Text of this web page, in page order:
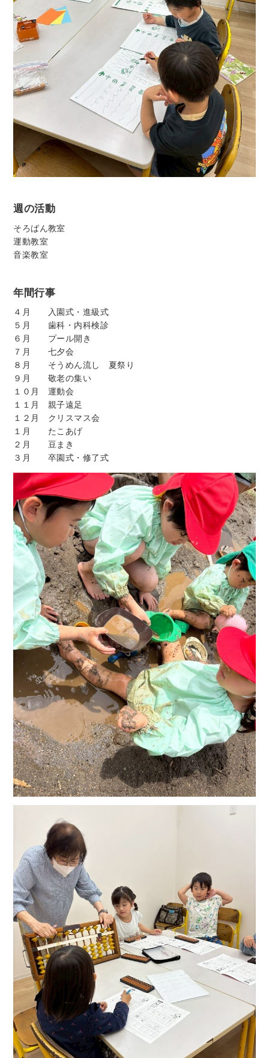
週の活動
そろばん教室
運動教室
音楽教室
年間行事
４月 入園式・進級式
５月 歯科・内科検診
６月 プール開き
７月 七夕会
８月 そうめん流し 夏祭り
９月 敬老の集い
１０月 運動会
１１月 親子遠足
１２月 クリスマス会
１月 たこあげ
２月 豆まき
３月 卒園式・修了式